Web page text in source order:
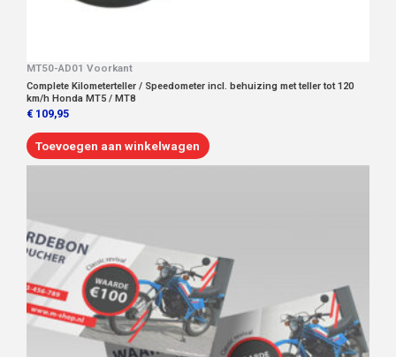
MT50-AD01 Voorkant
Complete Kilometerteller / Speedometer incl. behuizing met teller tot 120
km/h Honda MT5 / MT8
€ 109,95
Toevoegen aan winkelwagen
meerdere
variaties.
optie
kan
gekozen